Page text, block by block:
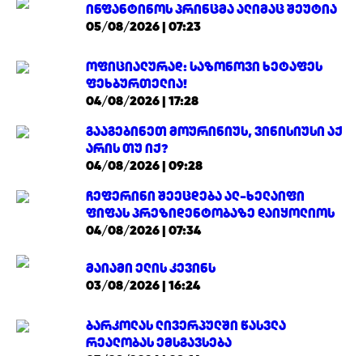
ინფანტინოს პრინცმა ალიმაც შეუტია
05/08/2026 | 07:23
ოფიციალურად: საზონოვი ხეტაფეს
ფეხბურთელია!
04/08/2026 | 17:28
გააგებინეთ მოურინიუს, ვინისიუსი აქ
არის თუ იქ?
04/08/2026 | 09:28
ჩეფერინი შეეცდება ალ-ხელაიფი
ფიფას პრეზიდენტობაზე დაიყოლიოს
04/08/2026 | 07:34
მაიამი ელის კევინს
03/08/2026 | 16:24
ბარკოლას ლივერპულში წასვლა
რეალობას ემსგავსება